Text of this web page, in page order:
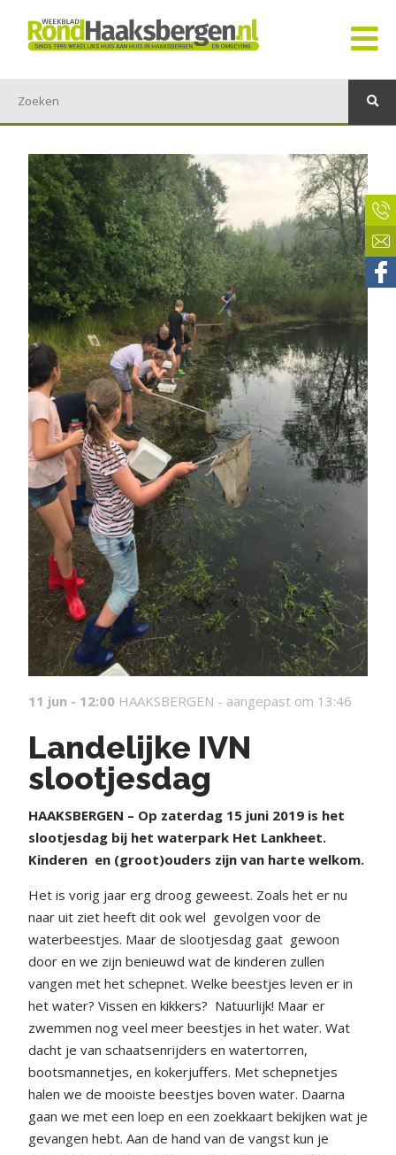
11 jun - 12:00 HAAKSBERGEN - aangepast om 13:46
Landelijke IVN
slootjesdag
HAAKSBERGEN – Op zaterdag 15 juni 2019 is het
slootjesdag bij het waterpark Het Lankheet.
Kinderen en (groot)ouders zijn van harte welkom.
Het is vorig jaar erg droog geweest. Zoals het er nu
naar uit ziet heeft dit ook wel gevolgen voor de
waterbeestjes. Maar de slootjesdag gaat gewoon
door en we zijn benieuwd wat de kinderen zullen
vangen met het schepnet. Welke beestjes leven er in
het water? Vissen en kikkers? Natuurlijk! Maar er
zwemmen nog veel meer beestjes in het water. Wat
dacht je van schaatsenrijders en watertorren,
bootsmannetjes, en kokerjuffers. Met schepnetjes
halen we de mooiste beestjes boven water. Daarna
gaan we met een loep en een zoekkaart bekijken wat je
gevangen hebt. Aan de hand van de vangst kun je